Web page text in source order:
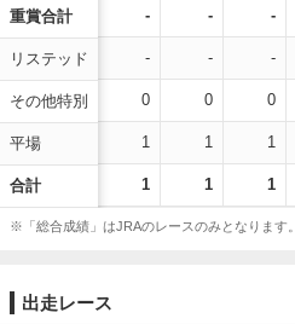
重賞合計
リステッド
その他特別
平場
合計
- - -
- - -
0 0 0
1 1 1
1 1 1
※「総合成績」はJRAのレースのみとなります。
出走レース